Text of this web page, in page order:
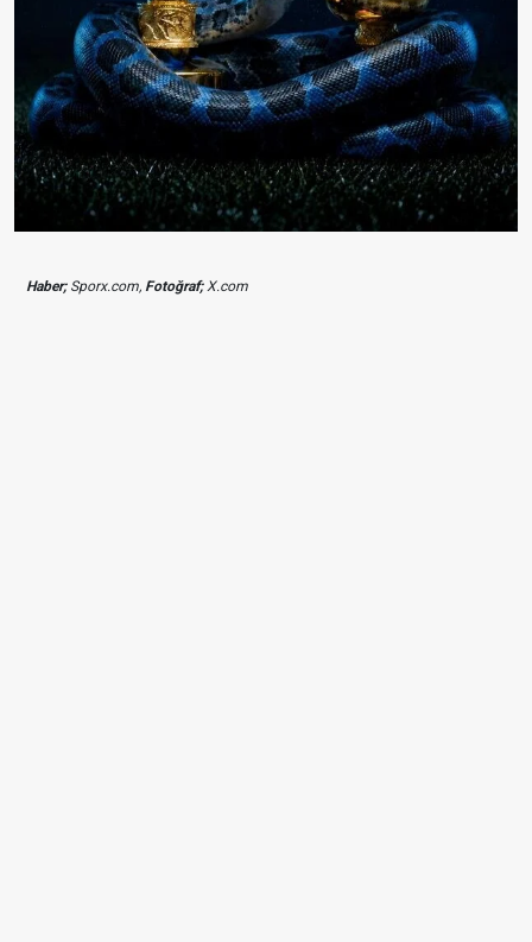
Haber;Sporx.com, Fotoğraf;X.com